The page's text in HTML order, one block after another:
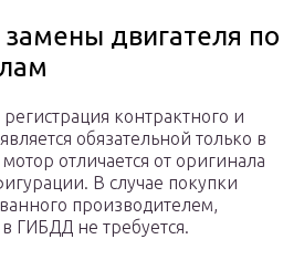
двигателя по
контрактного и
обязательной только в
отличается от оригинала
В случае покупки
производителем,
ГИБДД не требуется.